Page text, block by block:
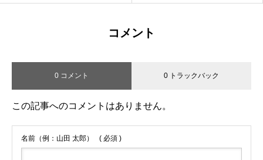
コメント
0 コメント 0 トラックバック
この記事へのコメントはありません。
名前（例：山田 太郎） ( 必須 )